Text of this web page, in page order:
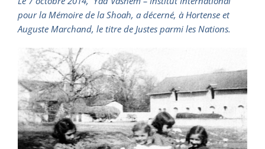
pour la Mémoire de la Shoah, a décerné, à Hortense et
Auguste Marchand, le titre de Justes parmi les Nations.